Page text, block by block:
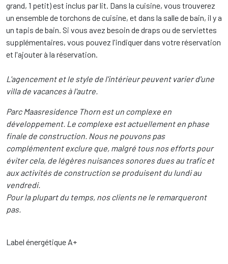
grand, 1 petit) est inclus par lit. Dans la cuisine, vous trouverez
un ensemble de torchons de cuisine, et dans la salle de bain, il y a
un tapis de bain. Si vous avez besoin de draps ou de serviettes
supplémentaires, vous pouvez l'indiquer dans votre réservation
et l'ajouter à la réservation.
L'agencement et le style de l'intérieur peuvent varier d'une
villa de vacances à l'autre.
Parc Maasresidence Thorn est un complexe en
développement. Le complexe est actuellement en phase
finale de construction. Nous ne pouvons pas
complémentent exclure que, malgré tous nos efforts pour
éviter cela, de légères nuisances sonores dues au trafic et
aux activités de construction se produisent du lundi au
vendredi.
Pour la plupart du temps, nos clients ne le remarqueront
pas.
Label énergétique A+